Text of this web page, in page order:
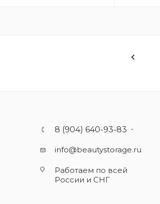
8 (904) 640-93-83
info@beautystorage.ru
Работаем по всей
России и СНГ